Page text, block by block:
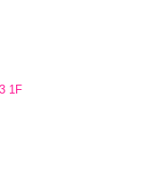
1F